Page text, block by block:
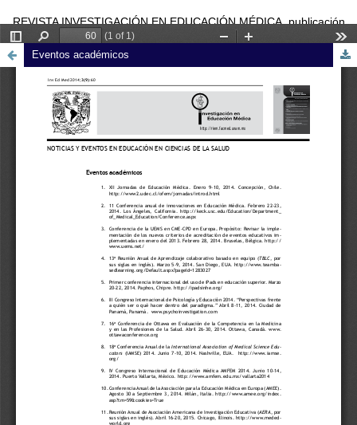
REVISTA INVESTIGACIÓN EN EDUCACIÓN MÉDICA, publicación
trimestral editada por la Universidad Nacional Autónoma de México
Eventos académicos